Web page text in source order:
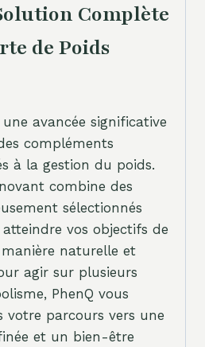
Complète
de Poids
avancée significative
compléments
à la gestion du poids.
combine des
sélectionnés
vos objectifs de
naturelle et
agir sur plusieurs
PhenQ vous
votre parcours vers une
et un bien-être